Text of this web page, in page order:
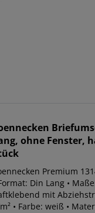
ohne Fenster,
Premium
Din Lang •
mit
• Farbe: weiß •